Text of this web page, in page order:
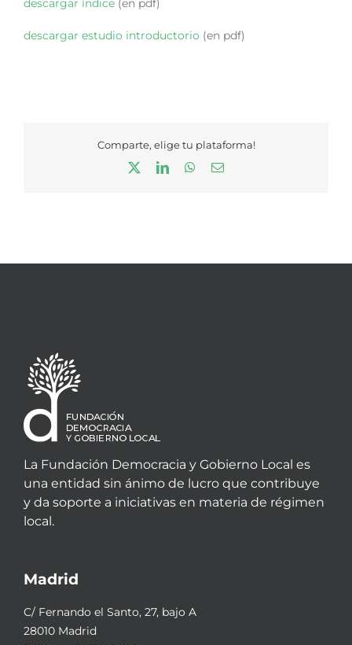
descargar índice (en pdf)
descargar estudio introductorio (en pdf)
Comparte, elige tu plataforma!
LinkedInWhatsApp
Correo
La Fundación Democracia y Gobierno Local es
una entidad sin ánimo de lucro que contribuye
y da soporte a iniciativas en materia de régimen
local.
Madrid
C/ Fernando el Santo, 27, bajo A
28010 Madrid